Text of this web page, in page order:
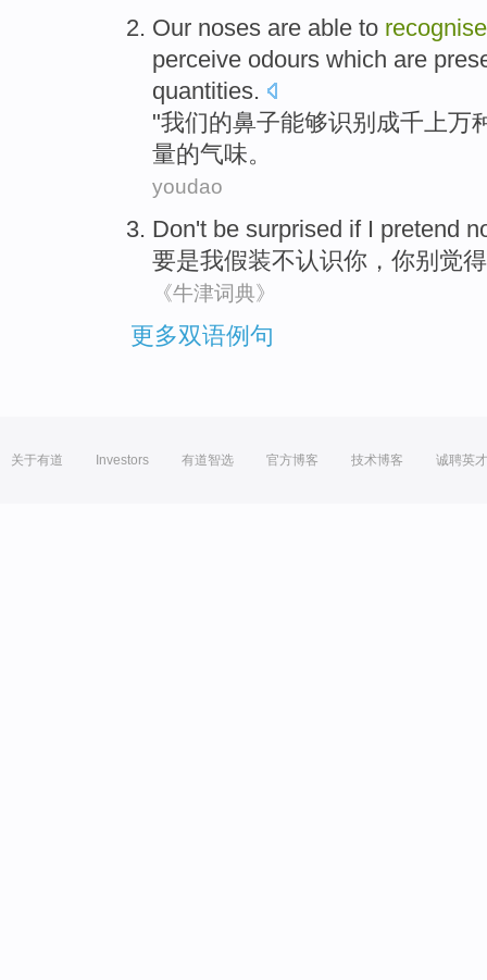
Our noses are able to recognise
perceive odours which are
quantities.
"我们的鼻子能够识别 成千 上万
量的气味。
youdao
Don't be surprised if I pretend
要是我假装不认识你，你别 觉得
《牛津词典》
更多双语例句
关于有道 Investors 有道智选 官方博客 技术博客 诚聘英才